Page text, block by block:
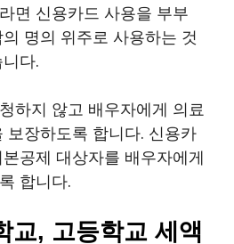
면 신용카드 사용을 부부
명의 위주로 사용하는 것
다.
하지 않고 배우자에게 의료
보장하도록 합니다. 신용카
공제 대상자를 배우자에게
합니다.
교, 고등학교 세액